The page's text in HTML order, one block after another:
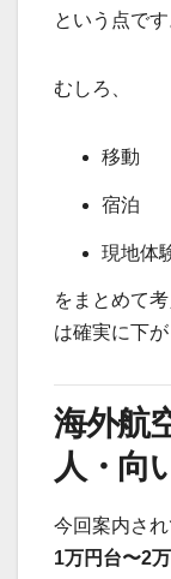
という点です
むしろ、
移動
宿泊
現地体
をまとめて考
は確実に下が
海外航
人・向
今回案内され
1万円台〜2